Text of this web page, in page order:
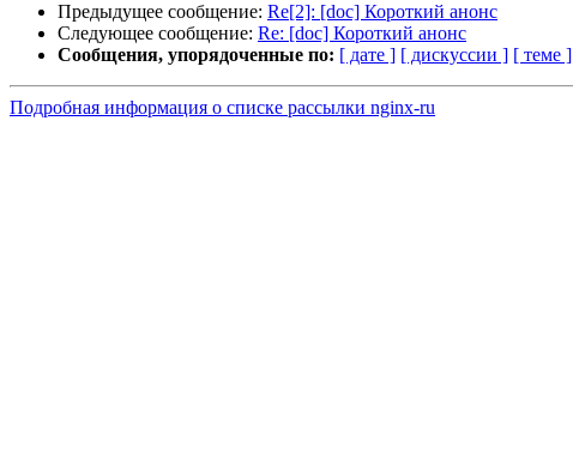
Предыдущее сообщение: Re[2]: [doc] Короткий анонс
Следующее сообщение: Re: [doc] Короткий анонс
Сообщения, упорядоченные по: [ дате ] [ дискуссии ] [ теме ]
Подробная информация о списке рассылки nginx-ru